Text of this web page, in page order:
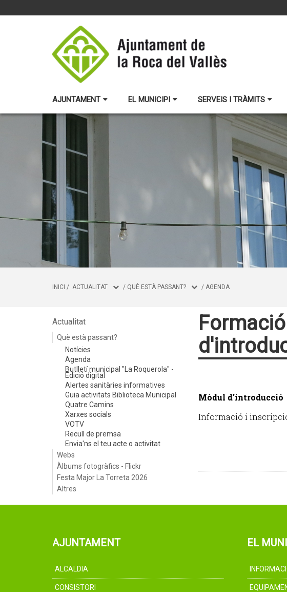
AJUNTAMENT EL MUNICIPI SERVEIS I TRÀMITS
INICI / ACTUALITAT / QUÈ ESTÀ PASSANT? / AGENDA
Actualitat
Què està passant?
Notícies
Agenda
Butlletí municipal "La Roquerola" -
Edició digital
Alertes sanitàries informatives
Guia activitats Biblioteca Municipal
Quatre Camins
Xarxes socials
VOTV
Recull de premsa
Envia'ns el teu acte o activitat
Webs
Àlbums fotogràfics - Flickr
Festa Major La Torreta 2026
Altres
Mòdul d'introducció
Informació i
AJUNTAMENT
ALCALDIA
CONSISTORI
EL